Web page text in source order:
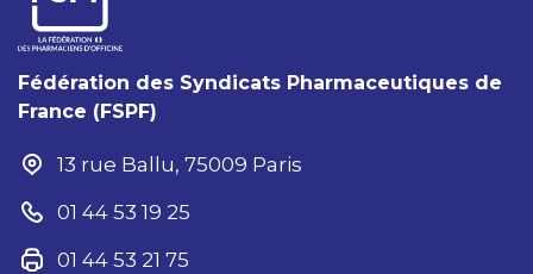
Fédération des Syndicats Pharmaceutiques de
France (FSPF)
13 rue Ballu, 75009 Paris
01 44 53 19 25
01 44 53 21 75